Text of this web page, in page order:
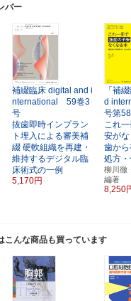
バー
補綴臨床 digital and i
nternational 59巻3
号
抜歯即時インプラン
ト埋入による審美補
綴 硬軟組織を再建・
維持するデジタル臨
床術式の一例
5,170円
「補
d
号第
これ
安が
歯から
処方
柳川徹
編著
8,250
こんな商品も買っています